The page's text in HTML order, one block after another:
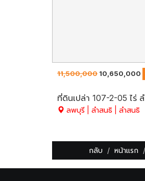
11,500,000 10,650,000
ลพบุรี | ลำสนธิ | ลำสนธิ
กลับ หน้าแรก